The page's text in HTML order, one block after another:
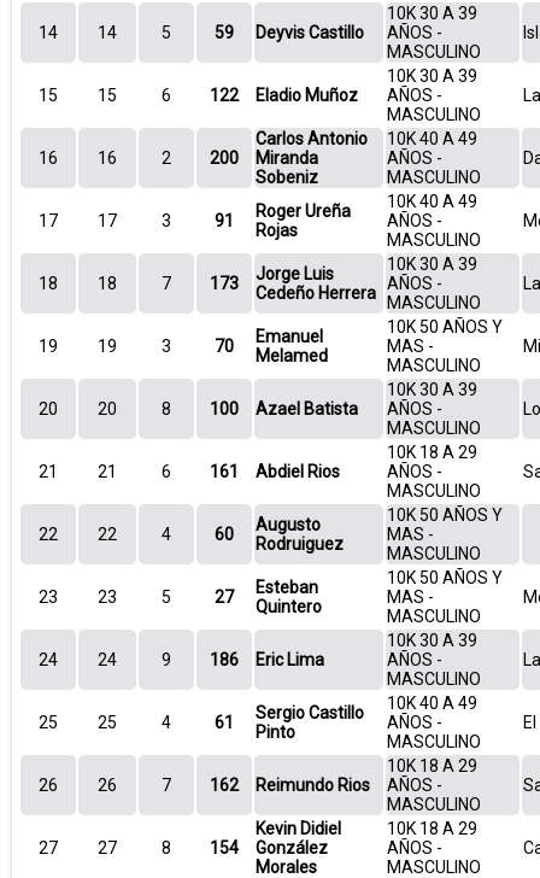
14 14 5 59 Deyvis Castillo
10K 30 A 39
AÑOS -
MASCULINO
15 15 6 122 Eladio Muñoz
10K 30 A 39
AÑOS -
MASCULINO
16 16 2 200
Carlos Antonio
Miranda
Sobeniz
10K 40 A 49
AÑOS -
MASCULINO
17 17 3 91
Roger Ureña
Rojas
10K 40 A 49
AÑOS -
MASCULINO
18 18 7 173
Jorge Luis
Cedeño Herrera
10K 30 A 39
AÑOS -
MASCULINO
19 19 3 70
Emanuel
Melamed
10K 50 AÑOS Y
MAS -
MASCULINO
20 20 8 100 Azael Batista
10K 30 A 39
AÑOS -
MASCULINO
21 21 6 161 Abdiel Rios
10K 18 A 29
AÑOS -
MASCULINO
22 22 4 60
Augusto
Rodruiguez
10K 50 AÑOS Y
MAS -
MASCULINO
23 23 5 27
Esteban
Quintero
10K 50 AÑOS Y
MAS -
MASCULINO
24 24 9 186 Eric Lima
10K 30 A 39
AÑOS -
MASCULINO
25 25 4 61
Sergio Castillo
Pinto
10K 40 A 49
AÑOS -
MASCULINO
26 26 7 162 Reimundo Rios
10K 18 A 29
AÑOS -
MASCULINO
27 27 8 154
Kevin Didiel
González
Morales
10K 18 A 29
AÑOS -
MASCULINO